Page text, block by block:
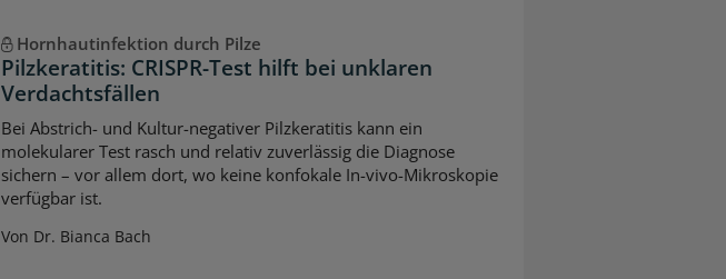
Hornhautinfektion durch Pilze
Pilzkeratitis: CRISPR-Test hilft bei unklaren
Verdachtsfällen
Bei Abstrich- und Kultur-negativer Pilzkeratitis kann ein
molekularer Test rasch und relativ zuverlässig die Diagnose
sichern – vor allem dort, wo keine konfokale In-vivo-Mikroskopie
verfügbar ist.
Von Dr. Bianca Bach